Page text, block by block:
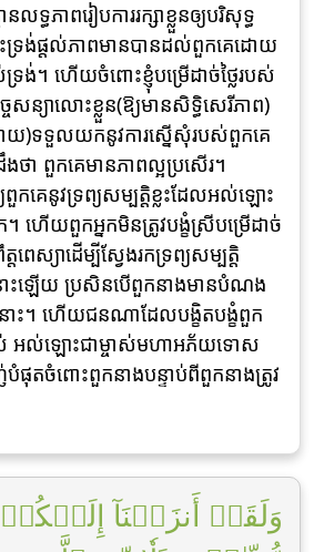
លទ្ធភាពរៀបការរក្សាខ្លួនឲ្យបរិសុទ្ធ
រង់ផ្តល់ភាពមានបានដល់ពួកគេដោយ
រង់។ ហើយចំពោះខ្ញុំបម្រើដាច់ថ្លៃរបស់
ចសន្យាលោះខ្លួន(ឱ្យមានសិទ្ធិសេរីភាព)
ាយ)ទទួលយកនូវការស្នើសុំរបស់ពួកគេ
ថា ពួកគេមានភាពល្អប្រសើរ។
កគេនូវទ្រព្យសម្បត្តិខ្លះដែលអល់ឡោះ
ហើយពួកអ្នកមិនត្រូវបង្ខំស្រីបម្រើដាច់
តពេស្យាដើម្បីស្វែងរកទ្រព្យសម្បត្តិ
ះឡើយ ប្រសិនបើពួកនាងមានបំណង
នោះ។ ហើយជនណាដែលបង្ខិតបង្ខំពួក
អល់ឡោះជាម្ចាស់មហាអភ័យទោស
ចំពោះពួកនាងបន្ទាប់ពីពួកនាងត្រូវ
وَلَقَدۡ أَنزَلۡنَآ